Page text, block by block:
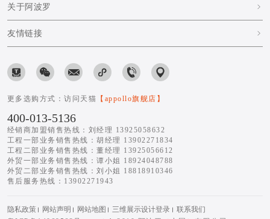
关于阿波罗
友情链接
更多选购方式：访问天猫 【appollo旗舰店】
400-013-5136
经销商加盟销售热线：刘经理 13925058632
工程一部业务销售热线：胡经理 13902271834
工程二部业务销售热线：董经理 13925056612
外贸一部业务销售热线：谭小姐 18924048788
外贸二部业务销售热线：刘小姐 18818910346
售后服务热线：13902271943
隐私政策 网站声明 网站地图 三维展示设计登录
联系我们